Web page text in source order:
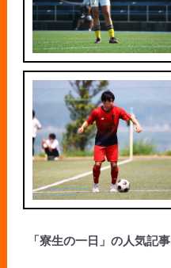
「寮生の一日」の人気記事